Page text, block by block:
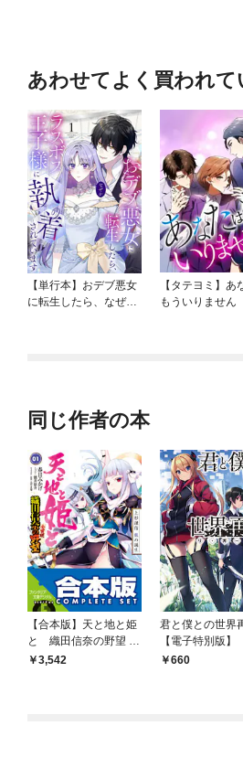
あわせてよく買われて
【単行本】おデブ悪女
に転生したら、なぜか
【タテヨミ】あ
もういりません
同じ作者の本
【合本版】天と地と姫
と 織田信奈の野望 全
国版 全５巻
3,542
君と僕との世界
【電子特別版】
660